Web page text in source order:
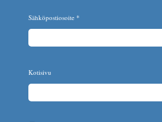
Sähköpostiosoite *
Kotisivu